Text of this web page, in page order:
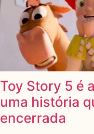
Toy Story 5 é
uma história
encerrada